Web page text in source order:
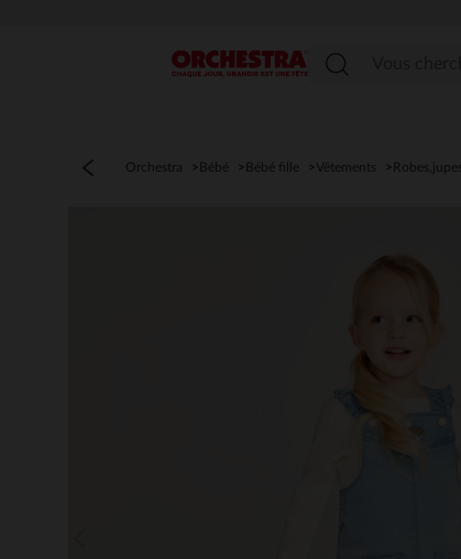
Menu
Orchestra Bébé Bébé fille Vêtements Robes,jupes